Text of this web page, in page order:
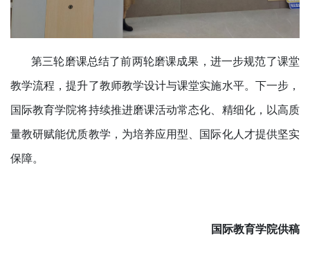
第三轮磨课总结了前两轮磨课成果，进一步规范了课堂
教学流程，提升了教师教学设计与课堂实施水平。下一步，
国际教育学院将持续推进磨课活动常态化、精细化，以高质
量教研赋能优质教学，为培养应用型、国际化人才提供坚实
保障。
国际教育学院供稿